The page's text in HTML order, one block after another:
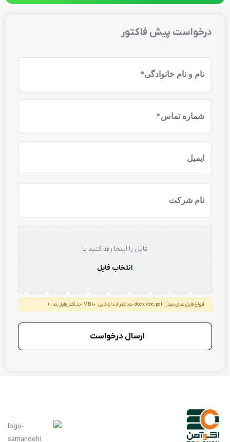
درخواست پیش فاکتور
نام
(ضروری)
موبایل
(ضروری)
شرکت
استعلام
فایل را اینجا رها کنید یا
انتخاب فایل
انواع فایل های مجاز : docx, doc, pdf, حداکثر اندازه فایل: 10 MB, حداکثر فایل ها : 1.